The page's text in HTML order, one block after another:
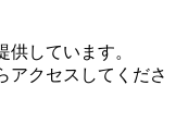
しています。
アクセスしてくださ